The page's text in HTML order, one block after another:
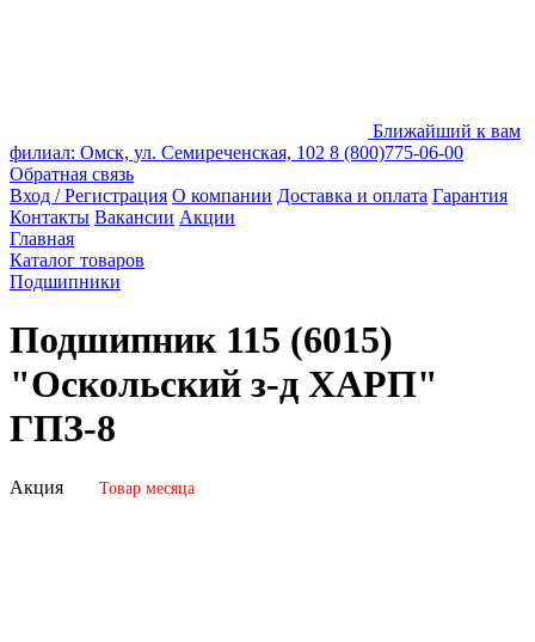
Ближайший к вам
филиал: Омск, ул. Семиреченская, 102 8 (800)775-06-00
Обратная связь
Вход / Регистрация О компании Доставка и оплата Гарантия
Контакты Вакансии Акции
Главная
Каталог товаров
Подшипники
Подшипник 115 (6015)
"Оскольский з-д ХАРП"
ГПЗ-8
Акция Товар месяца